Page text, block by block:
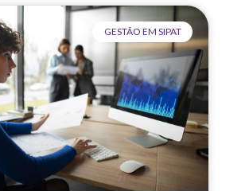
GESTÃO EM SIPAT